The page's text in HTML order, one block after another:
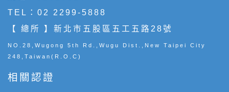
TEL： 02 2299-5888
【 總所 】新北市五股區五工五路28號
NO.28,Wugong 5th Rd.,Wugu Dist.,New Taipei City
248,Taiwan(R.O.C)
相關認證